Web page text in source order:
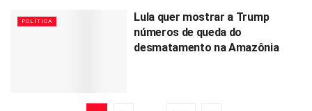
POLÍTICA
Lula quer mostrar a Trump
números de queda do
desmatamento na Amazônia